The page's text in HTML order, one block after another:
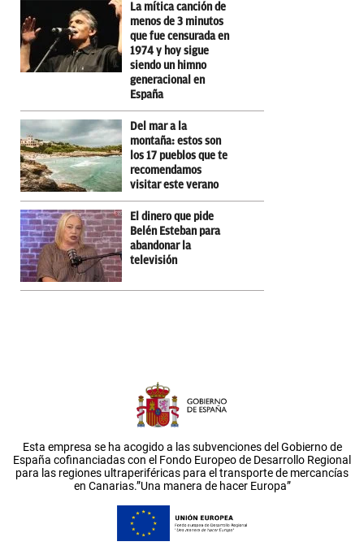
La mítica canción de
menos de 3 minutos
que fue censurada en
1974 y hoy sigue
siendo un himno
generacional en
España
Del mar a la
montaña: estos son
los 17 pueblos que te
recomendamos
visitar este verano
El dinero que pide
Belén Esteban para
abandonar la
televisión
Esta empresa se ha acogido a las subvenciones del Gobierno de
España cofinanciadas con el Fondo Europeo de Desarrollo Regional
para las regiones ultraperiféricas para el transporte de mercancías
en Canarias.”Una manera de hacer Europa”